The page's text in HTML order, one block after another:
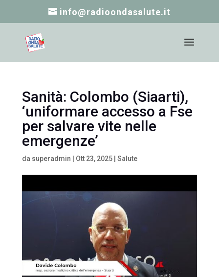
info@radioondasalute.it
Sanità: Colombo (Siaarti),
‘uniformare accesso a Fse
per salvare vite nelle
emergenze’
da superadmin Ott 23, 2025| Salute